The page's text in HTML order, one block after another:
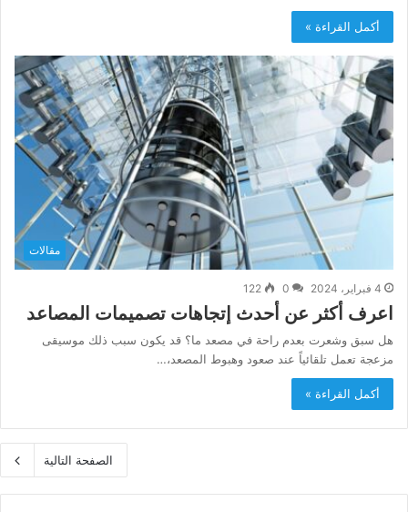
أكمل القراءة »
مقالات
4 فبراير، 2024 0
122
اعرف أكثر عن أحدث إتجاهات تصميمات المصاعد
هل سبق وشعرت بعدم راحة في مصعد ما؟ قد يكون سبب ذلك موسيقى
مزعجة تعمل تلقائياً عند صعود وهبوط المصعد،…
أكمل القراءة »
الصفحة التالية